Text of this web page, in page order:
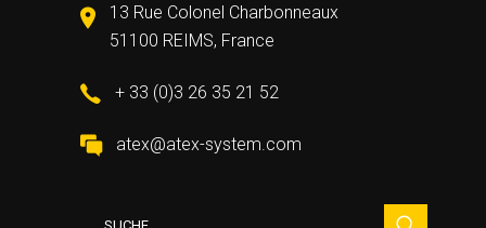
13 Rue Colonel Charbonneaux
51100 REIMS, France
+ 33 (0)3 26 35 21 52
atex@atex-system.com